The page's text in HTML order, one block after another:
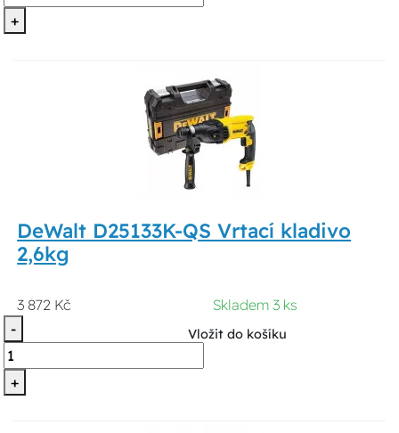
+
DeWalt D25133K-QS Vrtací kladivo
2,6kg
3 872 Kč
Skladem 3 ks
-
+
Vložit do košíku